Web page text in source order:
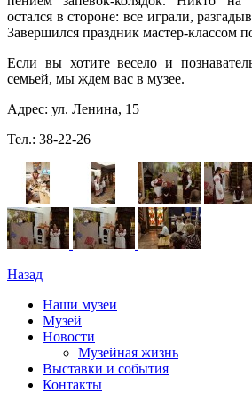
остался в стороне: все играли,
Завершился праздник мастер-классом
Если вы хотите весело и
семьей, мы ждем вас в музее.
Адрес: ул. Ленина, 15
Тел.: 38-22-26
Назад
Наши музеи
Музей
Новости
Музейная жизнь
Выставки и события
Контакты